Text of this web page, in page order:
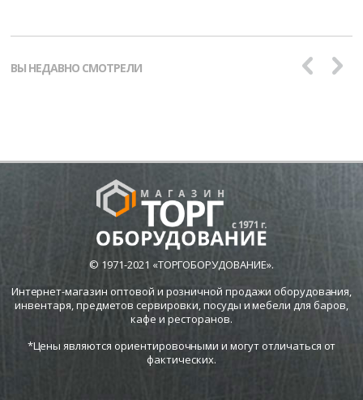
ВЫ НЕДАВНО СМОТРЕЛИ
© 1971-2021 «ТОРГОБОРУДОВАНИЕ».
Интернет-магазин оптовой и розничной продажи оборудования,
инвентаря, предметов сервировки, посуды и мебели для баров,
кафе и ресторанов.
*Цены являются ориентировочными и могут отличаться от
фактических.